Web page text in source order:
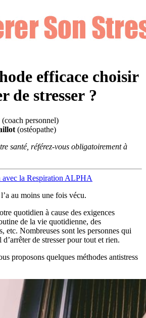
efficace choisir
de stresser ?
(coach personnel)
(ostéopathe)
santé, référez-vous obligatoirement à
la Respiration ALPHA
au moins une fois vécu.
quotidien à cause des exigences
de la vie quotidienne, des
etc. Nombreuses sont les personnes qui
de stresser pour tout et rien.
proposons quelques méthodes antistress